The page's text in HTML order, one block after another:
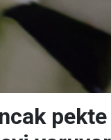
pekte